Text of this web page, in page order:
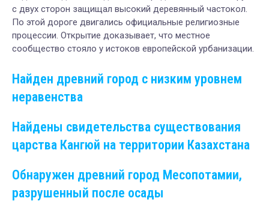
с двух сторон защищал высокий деревянный частокол.
По этой дороге двигались официальные религиозные
процессии. Открытие доказывает, что местное
сообщество стояло у истоков европейской урбанизации.
Найден древний город с низким уровнем
неравенства
Найдены свидетельства существования
царства Кангюй на территории Казахстана
Обнаружен древний город Месопотамии,
разрушенный после осады